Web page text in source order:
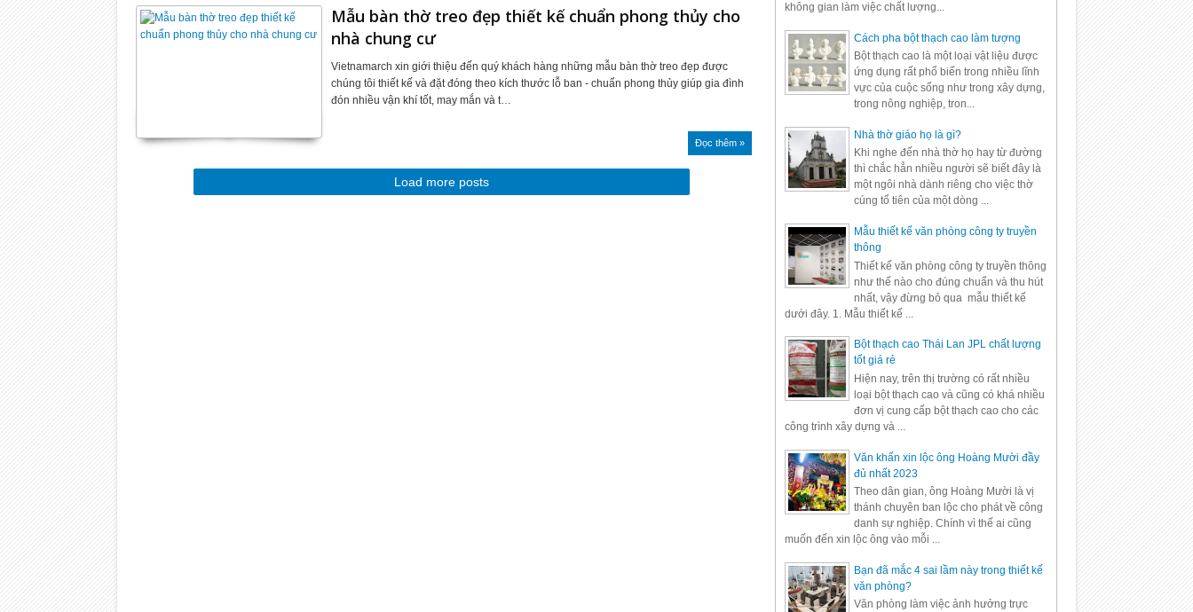
Mẫu bàn thờ treo đẹp thiết kế chuẩn phong thủy cho
nhà chung cư
Vietnamarch xin giới thiệu đến quý khách hàng những mẫu bàn thờ treo đẹp được
chúng tôi thiết kế và đặt đóng theo kích thước lỗ ban - chuẩn phong thủy giúp gia đình
đón nhiều vận khí tốt, may mắn và t…
Đọc thêm »
Load more posts
không gian làm việc chất lượng...
Cách pha bột thạch cao làm tượng
Bột thạch cao là một loại vật liệu được
ứng dụng rất phổ biến trong nhiều lĩnh
vực của cuộc sống như trong xây dựng,
trong nông nghiệp, tron...
Nhà thờ giáo họ là gì?
Khi nghe đến nhà thờ họ hay từ đường
thì chắc hẳn nhiều người sẽ biết đây là
một ngôi nhà dành riêng cho việc thờ
cúng tổ tiên của một dòng ...
Mẫu thiết kế văn phòng công ty truyền
thông
Thiết kế văn phòng công ty truyền thông
như thế nào cho đúng chuẩn và thu hút
nhất, vậy đừng bỏ qua mẫu thiết kế
dưới đây. 1. Mẫu thiết kế ...
Bột thạch cao Thái Lan JPL chất lượng
tốt giá rẻ
Hiện nay, trên thị trường có rất nhiều
loại bột thạch cao và cũng có khá nhiều
đơn vị cung cấp bột thạch cao cho các
công trình xây dựng và ...
Văn khấn xin lộc ông Hoàng Mười đầy
đủ nhất 2023
Theo dân gian, ông Hoàng Mười là vị
thánh chuyên ban lộc cho phát về công
danh sự nghiệp. Chính vì thế ai cũng
muốn đến xin lộc ông vào mỗi ...
Bạn đã mắc 4 sai lầm này trong thiết kế
văn phòng?
Văn phòng làm việc ảnh hưởng trực